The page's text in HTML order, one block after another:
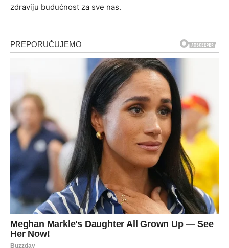
zdraviju budućnost za sve nas.